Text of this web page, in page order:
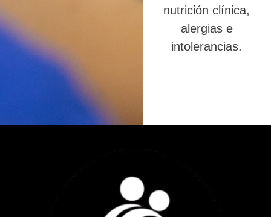
nutrición clínica,
alergias e
intolerancias.